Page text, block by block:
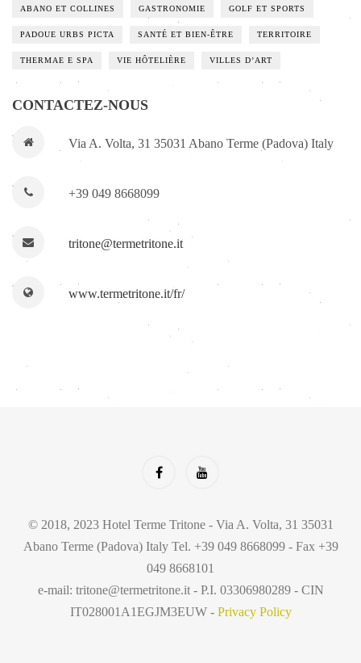
ABANO ET COLLINES GASTRONOMIE GOLF ET SPORTS
PADOUE URBS PICTA SANTÉ ET BIEN-ÊTRE TERRITOIRE
THERMAE E SPA VIE HÔTELIÈRE VILLES D’ART
CONTACTEZ-NOUS
Via A. Volta, 31 35031 Abano Terme (Padova) Italy
+39 049 8668099
tritone@termetritone.it
www.termetritone.it/fr/
© 2018, 2023 Hotel Terme Tritone - Via A. Volta, 31 35031
Abano Terme (Padova) Italy Tel. +39 049 8668099 - Fax +39
049 8668101
e-mail: tritone@termetritone.it - P.I. 03306980289 - CIN
IT028001A1EGJM3EUW - Privacy Policy